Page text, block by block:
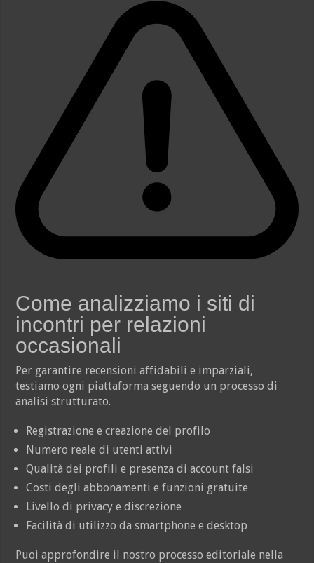
Come analizziamo i siti di
incontri per relazioni
occasionali
Per garantire recensioni affidabili e imparziali,
testiamo ogni piattaforma seguendo un processo di
analisi strutturato.
Registrazione e creazione del profilo
Numero reale di utenti attivi
Qualità dei profili e presenza di account falsi
Costi degli abbonamenti e funzioni gratuite
Livello di privacy e discrezione
Facilità di utilizzo da smartphone e desktop
Puoi approfondire il nostro processo editoriale nella